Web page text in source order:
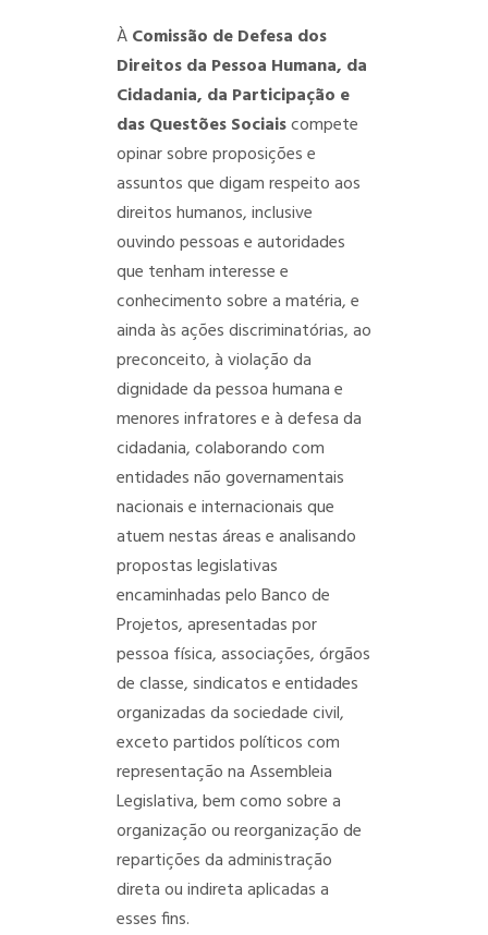
ÀComissão de Defesa dos
Direitos da Pessoa Humana, da
Cidadania, da Participação e
das Questões Sociaiscompete
opinar sobre proposições e
assuntos que digam respeito aos
direitos humanos, inclusive
ouvindo pessoas e autoridades
que tenham interesse e
conhecimento sobre a matéria, e
ainda às ações discriminatórias, ao
preconceito, à violação da
dignidade da pessoa humana e
menores infratores e à defesa da
cidadania, colaborando com
entidades não governamentais
nacionais e internacionais que
atuem nestas áreas e analisando
propostas legislativas
encaminhadas pelo Banco de
Projetos, apresentadas por
pessoa física, associações, órgãos
de classe, sindicatos e entidades
organizadas da sociedade civil,
exceto partidos políticos com
representação na Assembleia
Legislativa, bem como sobre a
organização ou reorganização de
repartições da administração
direta ou indireta aplicadas a
esses fins.